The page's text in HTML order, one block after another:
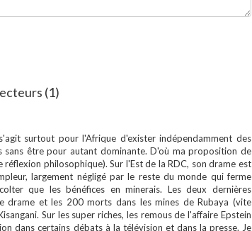
(1)
surtout pour l'Afrique d'exister indépendamment des
sans être pour autant dominante. D'où ma proposition de
philosophique). Sur l'Est de la RDC, son drame est
largement négligé par le reste du monde qui ferme
que les bénéfices en minerais. Les deux dernières
drame et les 200 morts dans les mines de Rubaya (vite
Sur les super riches, les remous de l'affaire Epstein
dans certains débats à la télévision et dans la presse. Je